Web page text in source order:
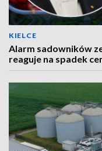
KIELCE
Alarm sadowników
reaguje na spadek